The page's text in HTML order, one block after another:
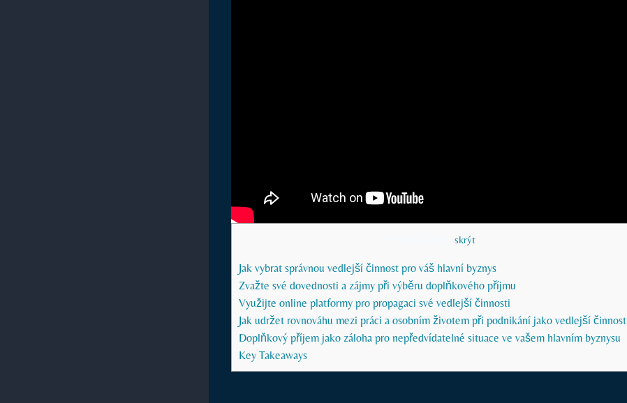
skrýt
Jak‍ vybrat správnou ⁢vedlejší činnost pro váš hlavní byznys
Zvažte své dovednosti a zájmy při výběru doplňkového příjmu
Využijte online platformy pro propagaci své vedlejší činnosti
Jak udržet rovnováhu mezi práci a osobním životem při podnikání jako vedlejší činnost
Doplňkový příjem jako záloha pro ⁢nepředvídatelné⁣ situace ve vašem hlavním byznysu
Key Takeaways